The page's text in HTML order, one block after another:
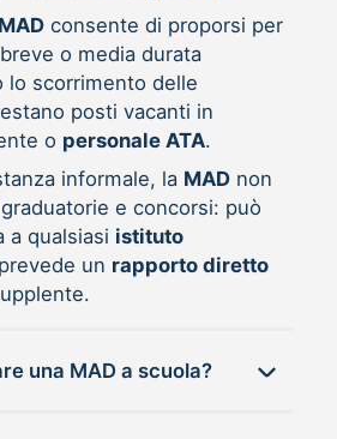
consente di proporsi per
o media durata
lo scorrimento delle
posti vacanti in
o personale ATA.
informale, la MADnon
e concorsi: può
a qualsiasi istituto
un rapporto diretto
Chi può inviare una MAD a scuola?